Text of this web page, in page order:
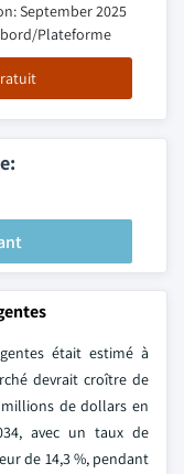
September 2025
bord/Plateforme
était estimé à
devrait croître de
de dollars en
avec un taux de
de 14,3 %, pendant